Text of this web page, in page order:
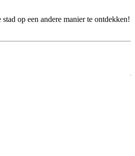
op een andere manier te ontdekken!